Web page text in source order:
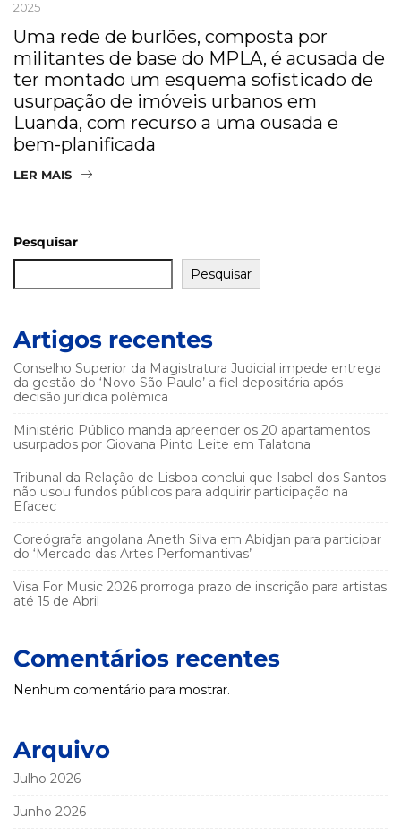
2025
Uma rede de burlões, composta por
militantes de base do MPLA, é acusada de
ter montado um esquema sofisticado de
usurpação de imóveis urbanos em
Luanda, com recurso a uma ousada e
bem-planificada
LER MAIS
Pesquisar
Pesquisar
Artigos recentes
Conselho Superior da Magistratura Judicial impede entrega
da gestão do ‘Novo São Paulo’ a fiel depositária após
decisão jurídica polémica
Ministério Público manda apreender os 20 apartamentos
usurpados por Giovana Pinto Leite em Talatona
Tribunal da Relação de Lisboa conclui que Isabel dos Santos
não usou fundos públicos para adquirir participação na
Efacec
Coreógrafa angolana Aneth Silva em Abidjan para participar
do ‘Mercado das Artes Perfomantivas’
Visa For Music 2026 prorroga prazo de inscrição para artistas
até 15 de Abril
Comentários recentes
Nenhum comentário para mostrar.
Arquivo
Julho 2026
Junho 2026